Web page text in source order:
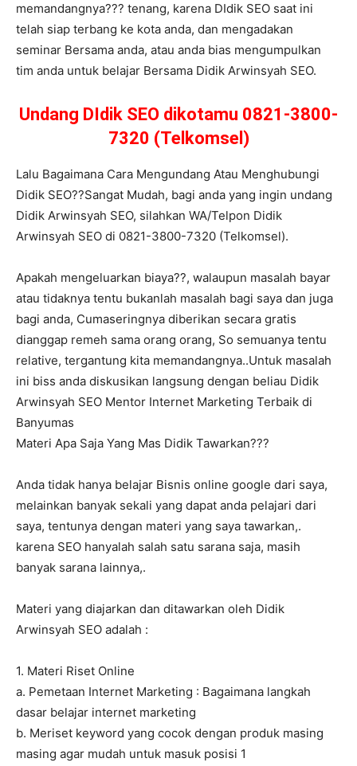
memandangnya??? tenang, karena DIdik SEO saat ini
telah siap terbang ke kota anda, dan mengadakan
seminar Bersama anda, atau anda bias mengumpulkan
tim anda untuk belajar Bersama Didik Arwinsyah SEO.
Undang DIdik SEO dikotamu 0821-3800-
7320 (Telkomsel)
Lalu Bagaimana Cara Mengundang Atau Menghubungi
Didik SEO??Sangat Mudah, bagi anda yang ingin undang
Didik Arwinsyah SEO, silahkan WA/Telpon Didik
Arwinsyah SEO di 0821-3800-7320 (Telkomsel).
Apakah mengeluarkan biaya??, walaupun masalah bayar
atau tidaknya tentu bukanlah masalah bagi saya dan juga
bagi anda, Cumaseringnya diberikan secara gratis
dianggap remeh sama orang orang, So semuanya tentu
relative, tergantung kita memandangnya..Untuk masalah
ini biss anda diskusikan langsung dengan beliau Didik
Arwinsyah SEO Mentor Internet Marketing Terbaik di
Banyumas
Materi Apa Saja Yang Mas Didik Tawarkan???
Anda tidak hanya belajar Bisnis online google dari saya,
melainkan banyak sekali yang dapat anda pelajari dari
saya, tentunya dengan materi yang saya tawarkan,.
karena SEO hanyalah salah satu sarana saja, masih
banyak sarana lainnya,.
Materi yang diajarkan dan ditawarkan oleh Didik
Arwinsyah SEO adalah :
1. Materi Riset Online
a. Pemetaan Internet Marketing : Bagaimana langkah
dasar belajar internet marketing
b. Meriset keyword yang cocok dengan produk masing
masing agar mudah untuk masuk posisi 1